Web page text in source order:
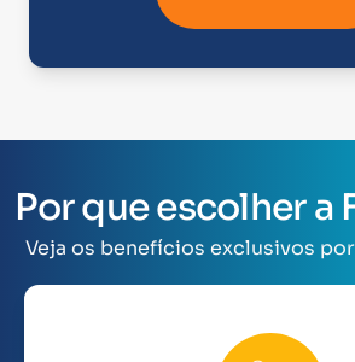
Por que escolher a
Veja os benefícios exclusivos